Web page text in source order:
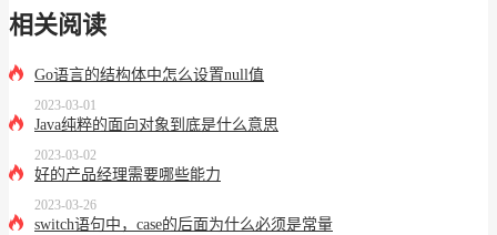
相关阅读
Go语言的结构体中怎么设置null值
2023-03-01
Java纯粹的面向对象到底是什么意思
2023-03-02
好的产品经理需要哪些能力
2023-03-26
switch语句中，case的后面为什么必须是常量